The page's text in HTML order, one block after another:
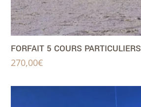
FORFAIT 5 COURS PARTICULIERS
270,00€